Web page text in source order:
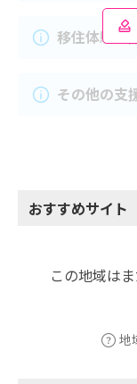
移住体験支
その他の支
おすすめサイト
この地域は
地